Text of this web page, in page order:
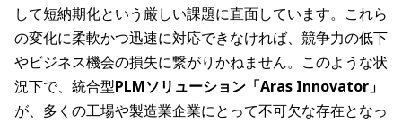
して短納期化という厳しい課題に直面しています。これら
の変化に柔軟かつ迅速に対応できなければ、競争力の低下
やビジネス機会の損失に繋がりかねません。このような状
況下で、統合型PLMソリューション「Aras Innovator」
が、多くの工場や製造業企業にとって不可欠な存在となっ